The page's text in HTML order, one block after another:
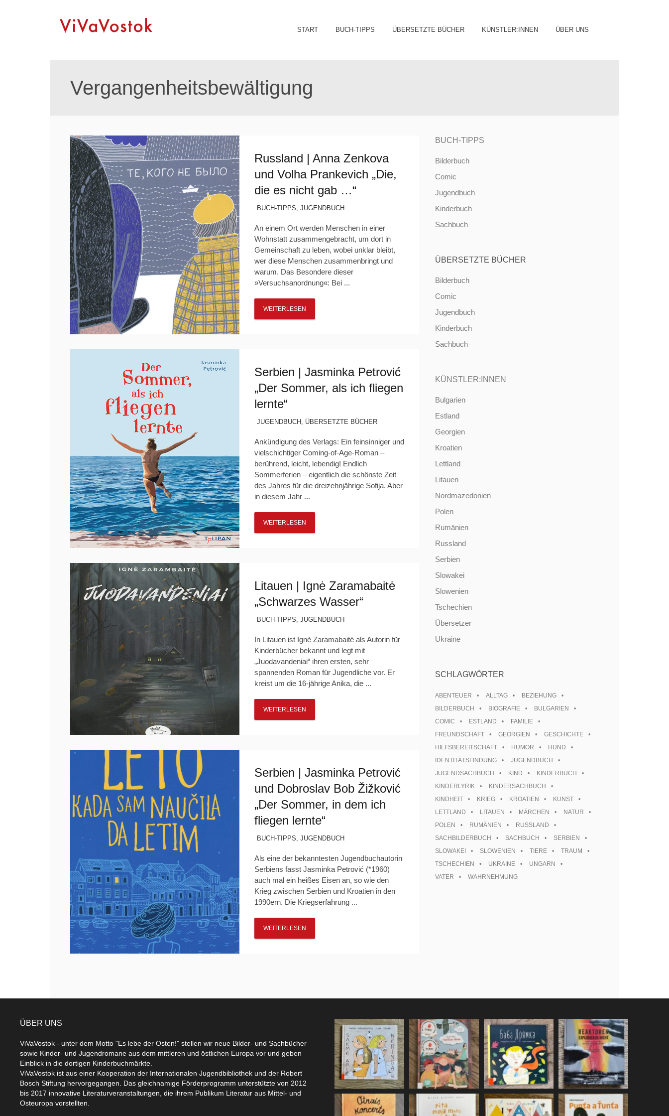
Skip
START BUCH-TIPPS ÜBERSETZTE BÜCHER KÜNSTLER:INNEN ÜBER UNS
Vergangenheitsbewältigung
Russland | Anna Zenkova
und Volha Prankevich „Die,
die es nicht gab …“
BUCH-TIPPS, JUGENDBUCH
An einem Ort werden Menschen in einer
Wohnstatt zusammengebracht, um dort in
Gemeinschaft zu leben, wobei unklar bleibt,
wer diese Menschen zusammenbringt und
warum. Das Besondere dieser
»Versuchsanordnung«: Bei ...
WEITERLESEN
Serbien | Jasminka Petrović
„Der Sommer, als ich fliegen
lernte“
JUGENDBUCH , ÜBERSETZTE BÜCHER
Ankündigung des Verlags: Ein feinsinniger und
vielschichtiger Coming-of-Age-Roman –
berührend, leicht, lebendig! Endlich
Sommerferien – eigentlich die schönste Zeit
des Jahres für die dreizehnjährige Sofija. Aber
in diesem Jahr ...
WEITERLESEN
Litauen | Ignė Zaramabaitė
„Schwarzes Wasser“
BUCH-TIPPS, JUGENDBUCH
In Litauen ist Ignė Zaramabaitė als Autorin für
Kinderbücher bekannt und legt mit
„Juodavandeniai“ ihren ersten, sehr
spannenden Roman für Jugendliche vor. Er
kreist um die 16-jährige Anika, die ...
WEITERLESEN
Serbien | Jasminka Petrović
und Dobroslav Bob Žižković
„Der Sommer, in dem ich
fliegen lernte“
BUCH-TIPPS, JUGENDBUCH
Als eine der bekanntesten Jugendbuchautorin
Serbiens fasst Jasminka Petrović (*1960)
auch mal ein heißes Eisen an, so wie den
Krieg zwischen Serbien und Kroatien in den
1990ern. Die Kriegserfahrung ...
WEITERLESEN
BUCH-TIPPS
Bilderbuch
Comic
Jugendbuch
Kinderbuch
Sachbuch
ÜBERSETZTE BÜCHER
Bilderbuch
Comic
Jugendbuch
Kinderbuch
Sachbuch
KÜNSTLER:INNEN
Bulgarien
Estland
Georgien
Kroatien
Lettland
Litauen
Nordmazedonien
Polen
Rumänien
Russland
Serbien
Slowakei
Slowenien
Tschechien
Übersetzer
Ukraine
SCHLAGWÖRTER
ABENTEUER ALLTAG
BEZIEHUNG
BILDERBUCH
BIOGRAFIE
BULGARIEN
COMIC
ESTLAND
FAMILIE
FREUNDSCHAFT
GEORGIEN
GESCHICHTE
HILFSBEREITSCHAFT
HUMOR
HUND
IDENTITÄTSFINDUNG
JUGENDBUCH
JUGENDSACHBUCH
KIND
KINDERBUCH
KINDERLYRIK
KINDERSACHBUCH
KINDHEIT
KRIEG KROATIEN
KUNST
LETTLAND
LITAUEN MÄRCHEN
NATUR
POLEN
RUMÄNIEN
RUSSLAND
SACHBILDERBUCH
SACHBUCH
SERBIEN
SLOWAKEI
SLOWENIEN TIERE
TRAUM
TSCHECHIEN
UKRAINE
UNGARN
VATER
WAHRNEHMUNG
ÜBER UNS
ViVaVostok - unter dem Motto "Es lebe der Osten!" stellen wir neue Bilder- und Sachbücher
sowie Kinder- und Jugendromane aus dem mittleren und östlichen Europa vor und geben
Einblick in die dortigen Kinderbuchmärkte.
ViVaVostok ist aus einer Kooperation der Internationalen Jugendbibliothek und der Robert
Bosch Stiftung hervorgegangen. Das gleichnamige Förderprogramm unterstützte von 2012
bis 2017 innovative Literaturveranstaltungen, die ihrem Publikum Literatur aus Mittel- und
Osteuropa vorstellten.